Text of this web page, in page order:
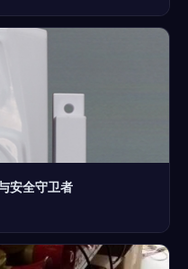
安全守卫者